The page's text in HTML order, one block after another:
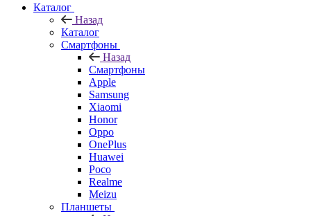
Каталог
Назад
Каталог
Смартфоны
Назад
Смартфоны
Apple
Samsung
Xiaomi
Honor
Oppo
OnePlus
Huawei
Poco
Realme
Meizu
Планшеты